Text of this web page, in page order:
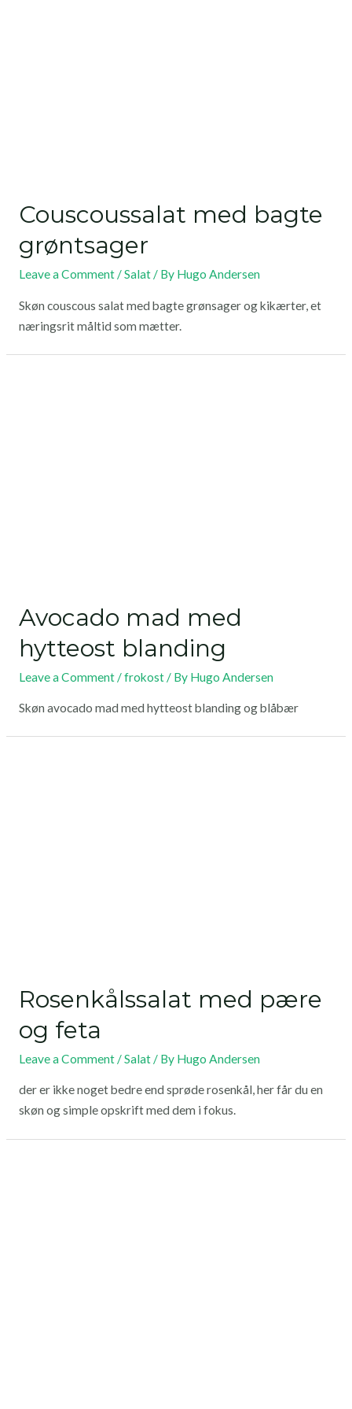
Couscoussalat med bagte
grøntsager
Leave a Comment /Salat/ By Hugo Andersen
Skøn couscous salat med bagte grønsager og kikærter, et
næringsrit måltid som mætter.
Avocado mad med
hytteost blanding
Leave a Comment /frokost/ By Hugo Andersen
Skøn avocado mad med hytteost blanding og blåbær
Rosenkålssalat med pære
og feta
Leave a Comment /Salat/ By Hugo Andersen
der er ikke noget bedre end sprøde rosenkål, her får du en
skøn og simple opskrift med dem i fokus.